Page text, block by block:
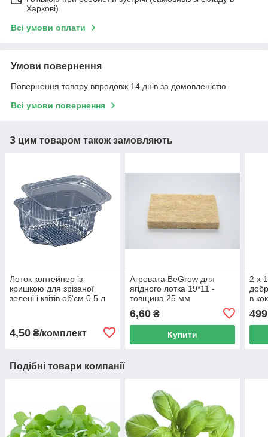
Харкові)
Всі умови оплати
Умови повернення
Повернення товару впродовж 14 днів за домовленістю
Всі умови повернення
З цим товаром також замовляють
Лоток контейнер із
кришкою для зрізаної
зелені і квітів об'єм 0.5 л
4,50 ₴/комплект
Агровата BeGrow для
ягідного лотка 19*11 -
товщина 25 мм
6,60₴
Купити
2 х
в
499
Подібні товари компанії